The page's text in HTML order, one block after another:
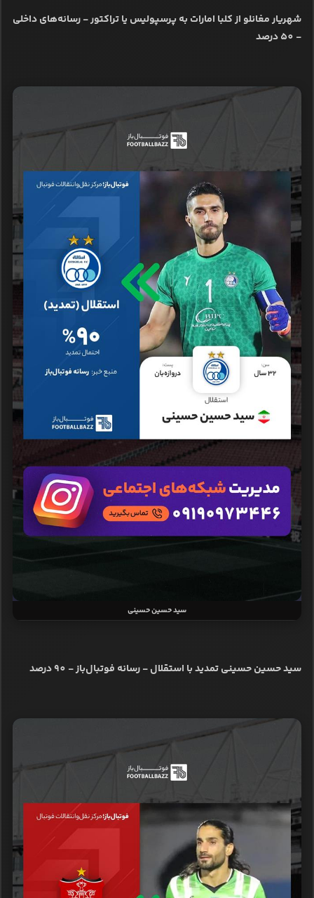
شهریار مغانلو از کلبا امارات به پرسپولیس یا تراکتور - رسانه‌های داخلی
- 50 درصد
سید حسین حسینی
سید حسین حسینی تمدید با استقلال - رسانه‌ فوتبال‌باز - 90 درصد